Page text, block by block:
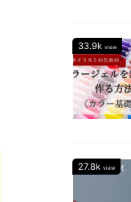
33.9k view
27.8k view